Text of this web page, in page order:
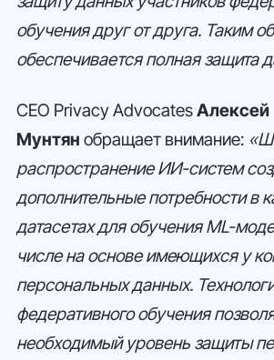
обучения друг от друга. Таким
обеспечивается полная защита
CEO Privacy AdvocatesАлексей
Мунтян обращает внимание:
распространение ИИ-систем
дополнительные потребности в
датасетах для обучения ML-
числе на основе имеющихся у
персональных данных.
федеративного обучения
необходимый уровень защиты